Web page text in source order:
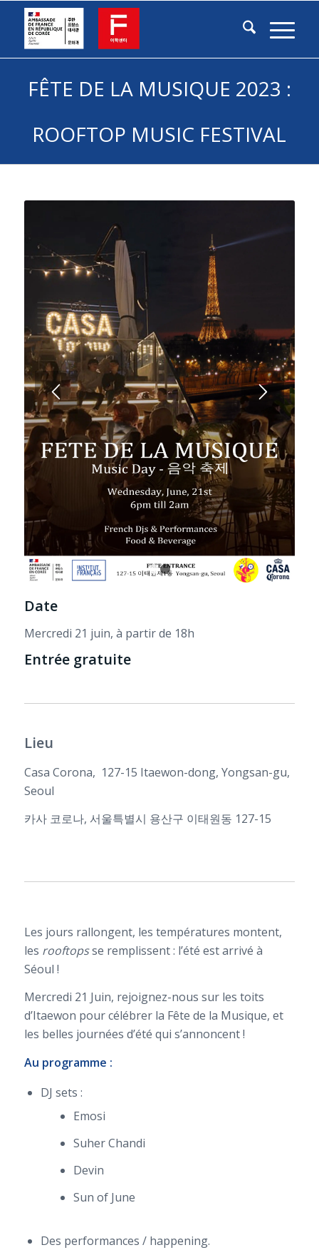
FÊTE DE LA MUSIQUE 2023 :
ROOFTOP MUSIC FESTIVAL
1 2
Date
Mercredi 21 juin, à partir de 18h
Entrée gratuite
Lieu
Casa Corona, 127-15 Itaewon-dong, Yongsan-gu,
Seoul
카사 코로나, 서울특별시 용산구 이태원동 127-15
Les jours rallongent, les températures montent,
les rooftopsse remplissent : l’été est arrivé à
Séoul !
Mercredi 21 Juin, rejoignez-nous sur les toits
d’Itaewon pour célébrer la Fête de la Musique, et
les belles journées d’été qui s’annoncent !
Au programme :
DJ sets :
Emosi
Suher Chandi
Devin
Sun of June
Des performances / happening.